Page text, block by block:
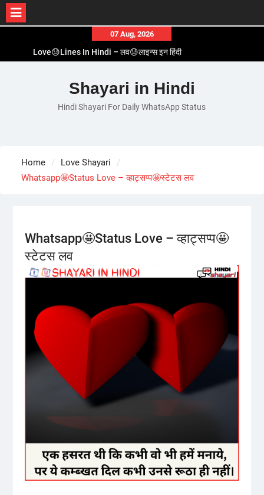
content
07 Aug, 2026
Love😓Lines In Hindi – लव😓लाइन्स इन हिंदी
Love🥳Poetry In Hindi – लव🥳पोएट्री इन हिंदी
1 Line☝️Shayari In Hindi – १ लाइन☝️शायरी इन हिंदी
Two Line✌️Shayari – तवो लाइन✌️शायरी
Shayari in Hindi
Hindi Shayari For Daily WhatsApp Status
Home
Love Shayari
Whatsapp🤩Status Love – व्हाट्सप्प🤩स्टेटस लव
Whatsapp🤩Status Love – व्हाट्सप्प🤩
स्टेटस लव